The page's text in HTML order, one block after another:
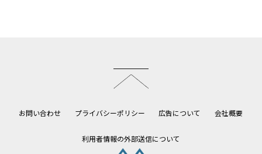
お問い合わせ プライバシーポリシー 広告について 会社概要
利用者情報の外部送信について